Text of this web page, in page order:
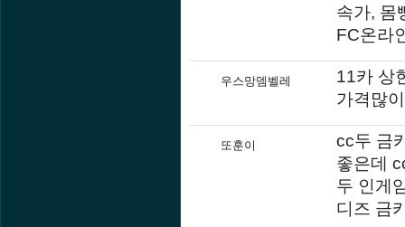
속가, 몸
FC온라
우스망뎀벨레
11카 상
가격많
또훈이
cc두 금
좋은데
두 인게
디즈 금